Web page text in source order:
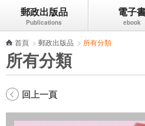
跳到主要內容區塊
郵政出版品 電子
首頁 > 郵政出版品 > 所有分類
所有分類
回上一頁